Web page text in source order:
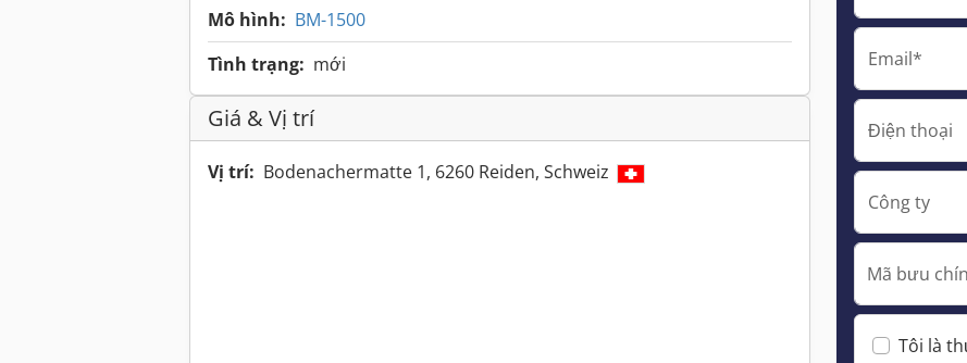
Mô hình: BM-1500
Tình trạng: mới
Giá & Vị trí
Vị trí: Bodenachermatte 1, 6260 Reiden, Schweiz
Email*
Điện thoại
Công ty
Mã bưu
Tôi là